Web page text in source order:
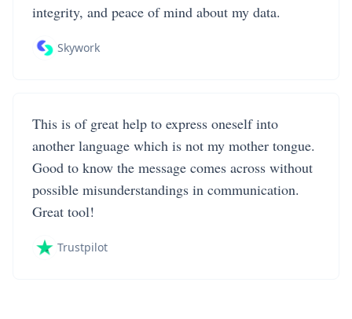
integrity, and peace of mind about my data.
Skywork
This is of great help to express oneself into
another language which is not my mother tongue.
Good to know the message comes across without
possible misunderstandings in communication.
Great tool!
Trustpilot